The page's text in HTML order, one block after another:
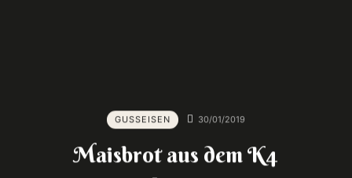
GUSSEISEN 30/01/2019
Maisbrot aus dem K4